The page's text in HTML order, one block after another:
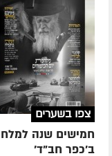
צפו בשערים
חמישים שנה
ב'כפר חב"ד'